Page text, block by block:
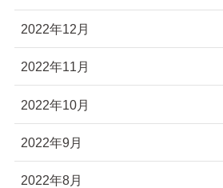
2022年12月
2022年11月
2022年10月
2022年9月
2022年8月